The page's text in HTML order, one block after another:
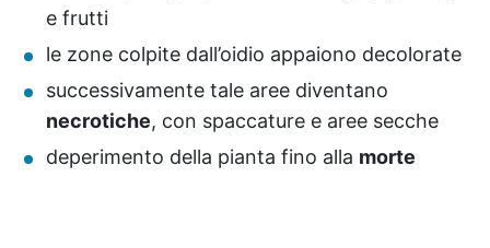
e frutti
le zone colpite dall’oidio appaiono decolorate
successivamente tale aree diventano
necrotiche, con spaccature e aree secche
deperimento della pianta fino alla morte